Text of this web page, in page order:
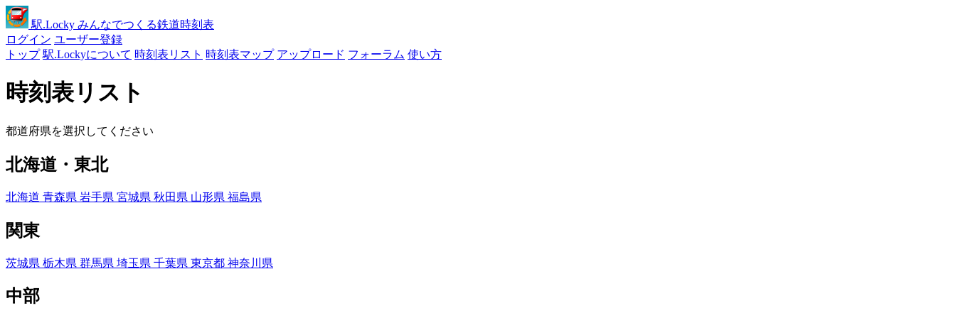
駅.Locky みんなでつくる鉄道時刻表
ログイン ユーザー登録
トップ 駅.Lockyについて 時刻表リスト 時刻表マップ アップロード フォーラム 使い方
時刻表リスト
都道府県を選択してください
北海道・東北
北海道 青森県 岩手県 宮城県 秋田県 山形県 福島県
関東
茨城県 栃木県 群馬県 埼玉県 千葉県 東京都 神奈川県
中部